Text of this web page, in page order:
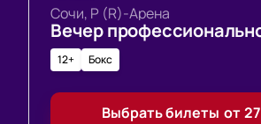
Сочи, Р (R)-Арена
Вечер
12+ Бокс
Выбрать билеты от